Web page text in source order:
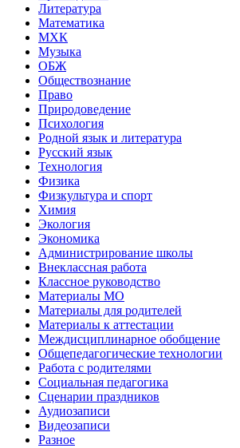
Литература
Математика
МХК
Музыка
ОБЖ
Обществознание
Право
Природоведение
Психология
Родной язык и литература
Русский язык
Технология
Физика
Физкультура и спорт
Химия
Экология
Экономика
Администрирование школы
Внеклассная работа
Классное руководство
Материалы МО
Материалы для родителей
Материалы к аттестации
Междисциплинарное обобщение
Общепедагогические технологии
Работа с родителями
Социальная педагогика
Сценарии праздников
Аудиозаписи
Видеозаписи
Разное